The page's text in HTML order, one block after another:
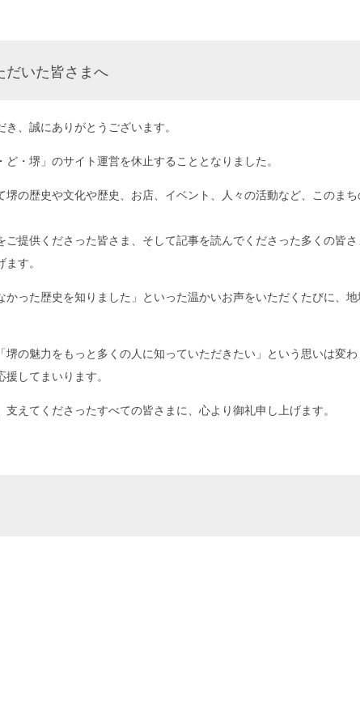
だいた皆さまへ
、誠にありがとうございます。
・堺」のサイト運営を休止することとなりました。
堺の歴史や文化や歴史、お店、イベント、人々の活動など、このま
提供くださった皆さま、そして記事を読んでくださった多くの皆
す。
かった歴史を知りました」といった温かいお声をいただくたびに、
の魅力をもっと多くの人に知っていただきたい」という思いは変
してまいります。
えてくださったすべての皆さまに、心より御礼申し上げます。